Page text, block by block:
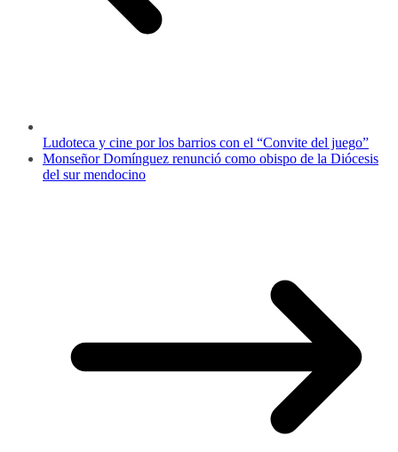
Ludoteca y cine por los barrios con el “Convite del juego”
Monseñor Domínguez renunció como obispo de la Diócesis
del sur mendocino